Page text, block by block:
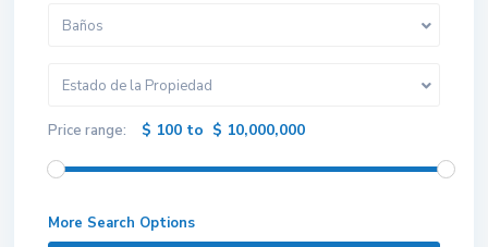
Baños
Estado de la Propiedad
Price range: $ 100 to $ 10,000,000
More Search Options